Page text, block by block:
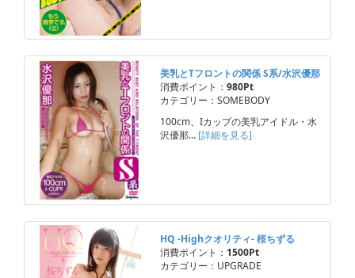
美乳とTフロントの関係 S系/水沢優那
消費ポイント： 980Pt
カテゴリー：SOMEBODY
100cm、Iカップの美乳アイドル・水
沢優那… [詳細を見る]
HQ -Highクオリティ- 桜ちずる
消費ポイント： 1500Pt
カテゴリー：UPGRADE